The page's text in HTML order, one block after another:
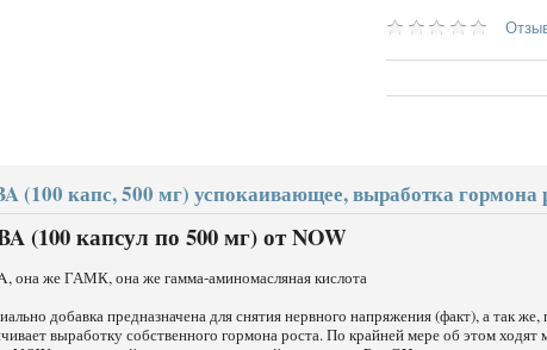
(100 капс, 500 мг) успокаивающее, выработка гормона
(100 капсул по 500 мг) от NOW
она же ГАМК, она же гамма-аминомасляная кислота
добавка предназначена для снятия нервного напряжения (факт), а так
выработку собственного гормона роста. По крайней мере об этом ходят